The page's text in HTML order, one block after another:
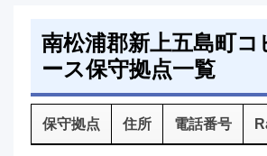
南松浦郡新上五島町コ
ース保守拠点一覧
保守拠点 住所 電話番号